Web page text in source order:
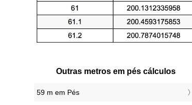
Outras metros em pés cálculos
59 m em Pés